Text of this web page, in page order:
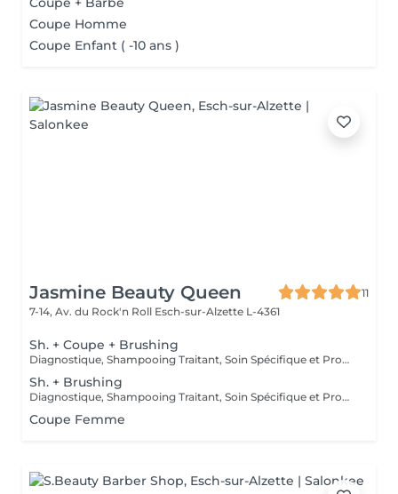
Coupe Homme
Coupe Enfant ( -10 ans )
Jasmine Beauty Queen
11
7-14, Av. du Rock'n Roll Esch-sur-Alzette L-4361
Sh. + Coupe + Brushing
Diagnostique, Shampooing Traitant, Soin Spécifique et Produits Coiffants inclus
Sh. + Brushing
Diagnostique, Shampooing Traitant, Soin Spécifique et Produits Coiffants inclus
Coupe Femme